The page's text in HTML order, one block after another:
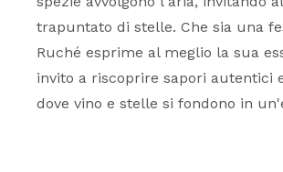
trapuntato di stelle. Che sia una
Ruché esprime al meglio la sua
invito a riscoprire sapori autentici
dove vino e stelle si fondono in